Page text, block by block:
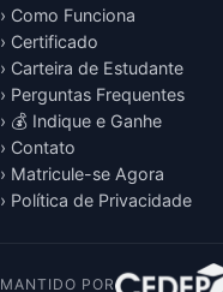
› Como Funciona
› Certificado
› Carteira de Estudante
› Perguntas Frequentes
› 💰 Indique e Ganhe
› Contato
› Matricule-se Agora
› Política de Privacidade
MANTIDO POR